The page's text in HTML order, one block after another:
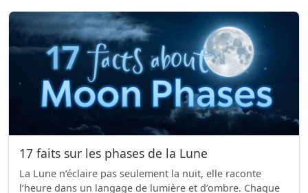
17 faits sur les phases de la Lune
La Lune n’éclaire pas seulement la nuit, elle raconte
l’heure dans un langage de lumière et d’ombre. Chaque